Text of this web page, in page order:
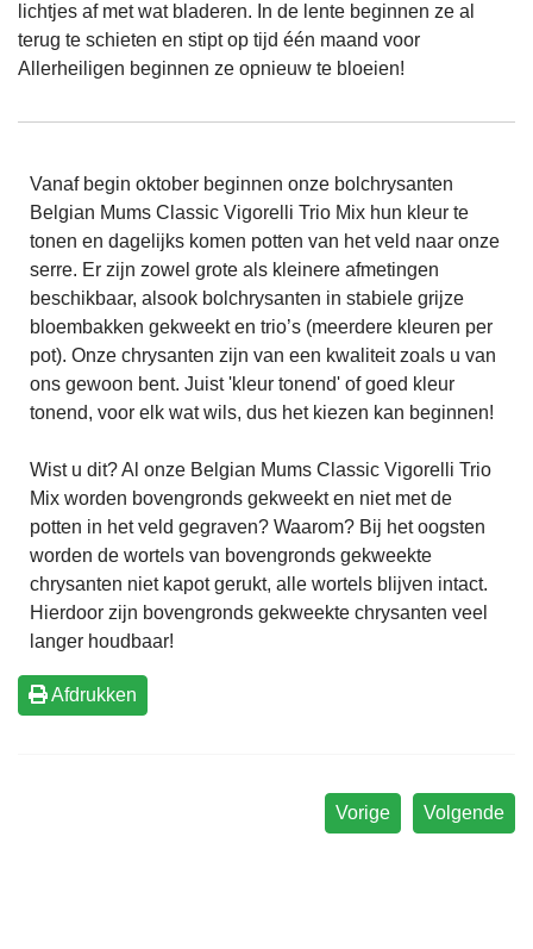
lichtjes af met wat bladeren. In de lente beginnen ze al
terug te schieten en stipt op tijd één maand voor
Allerheiligen beginnen ze opnieuw te bloeien!
Vanaf begin oktober beginnen onze bolchrysanten
Belgian Mums Classic Vigorelli Trio Mix hun kleur te
tonen en dagelijks komen potten van het veld naar onze
serre. Er zijn zowel grote als kleinere afmetingen
beschikbaar, alsook bolchrysanten in stabiele grijze
bloembakken gekweekt en trio’s (meerdere kleuren per
pot). Onze chrysanten zijn van een kwaliteit zoals u van
ons gewoon bent. Juist 'kleur tonend' of goed kleur
tonend, voor elk wat wils, dus het kiezen kan beginnen!
Wist u dit? Al onze Belgian Mums Classic Vigorelli Trio
Mix worden bovengronds gekweekt en niet met de
potten in het veld gegraven? Waarom? Bij het oogsten
worden de wortels van bovengronds gekweekte
chrysanten niet kapot gerukt, alle wortels blijven intact.
Hierdoor zijn bovengronds gekweekte chrysanten veel
langer houdbaar!
Afdrukken
Volgende
Vorige